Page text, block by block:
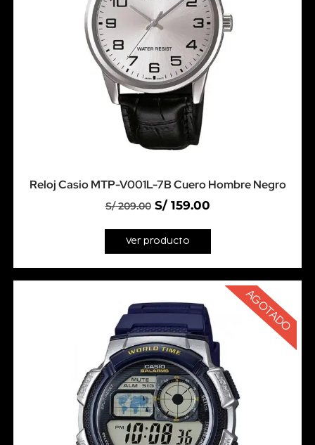
Reloj Casio MTP-V001L-7B Cuero Hombre Negro
S/209.00 S/159.00
Ver producto
AGOTADO